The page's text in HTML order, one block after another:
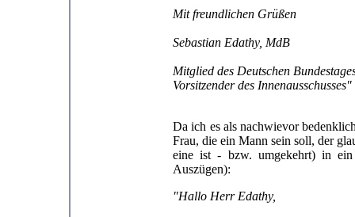
Mit freundlichen Grüßen
Sebastian Edathy, MdB
Mitglied des Deutschen
Vorsitzender des Innenausschusses"
Da ich es als nachwievor
Frau, die ein Mann sein soll, der
eine ist - bzw. umgekehrt) in ein
Auszügen):
"Hallo Herr Edathy,